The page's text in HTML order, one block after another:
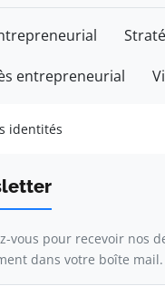
entrepreneurial
identités
vous pour recevoir nos
dans votre boîte mail.